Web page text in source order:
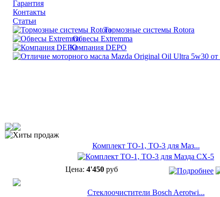
Гарантия
Контакты
Статьи
Тормозные системы Rotora
Обвесы Extremma
Компания DEPO
Хиты продаж
Комплект ТО-1, ТО-3 для Маз...
Цена: 4'450руб
Cтеклоочистители Bosch Aerotwi...